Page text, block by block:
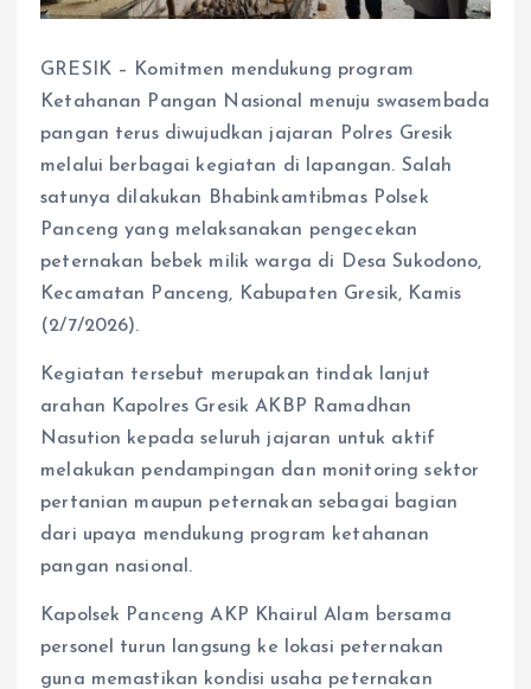
GRESIK – Komitmen mendukung program
Ketahanan Pangan Nasional menuju swasembada
pangan terus diwujudkan jajaran Polres Gresik
melalui berbagai kegiatan di lapangan. Salah
satunya dilakukan Bhabinkamtibmas Polsek
Panceng yang melaksanakan pengecekan
peternakan bebek milik warga di Desa Sukodono,
Kecamatan Panceng, Kabupaten Gresik, Kamis
(2/7/2026).
Kegiatan tersebut merupakan tindak lanjut
arahan Kapolres Gresik AKBP Ramadhan
Nasution kepada seluruh jajaran untuk aktif
melakukan pendampingan dan monitoring sektor
pertanian maupun peternakan sebagai bagian
dari upaya mendukung program ketahanan
pangan nasional.
Kapolsek Panceng AKP Khairul Alam bersama
personel turun langsung ke lokasi peternakan
guna memastikan kondisi usaha peternakan